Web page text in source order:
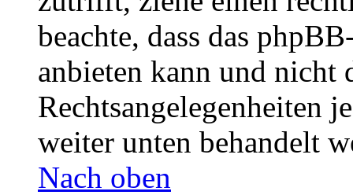
beachte, dass das
anbieten kann und nicht
Rechtsangelegenheiten
weiter unten behandelt
Nach oben